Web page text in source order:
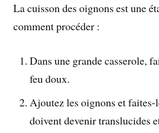
La cuisson des oignons est une
comment procéder :
Dans une grande casserole,
feu doux.
Ajoutez les oignons et
doivent devenir translucides